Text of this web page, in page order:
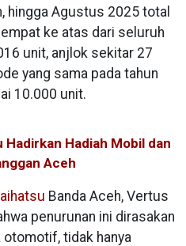
hingga Agustus 2025 total
ke atas dari seluruh
unit, anjlok sekitar 27
yang sama pada tahun
10.000 unit.
Hadirkan Hadiah Mobil dan
Aceh
Banda Aceh, Vertus
penurunan ini dirasakan
tidak hanya